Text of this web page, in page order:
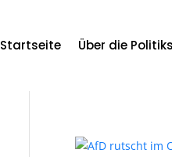
Startseite Über die